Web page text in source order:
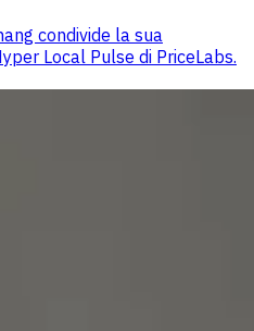
condivide la sua
Local Pulse di PriceLabs.